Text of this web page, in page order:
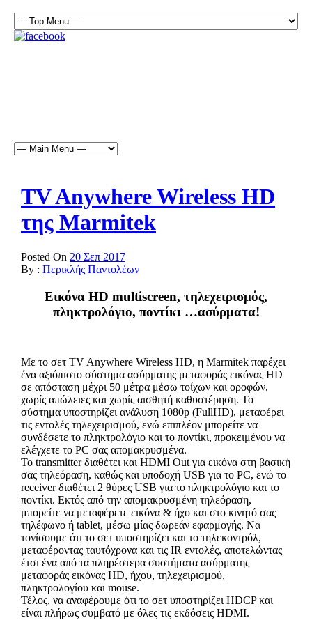
TV Anywhere Wireless HD
της Marmitek
Posted On 20 Σεπ 2017
By : Περικλής Παντολέων
Εικόνα HD multiscreen, τηλεχειρισμός,
πληκτρολόγιο, ποντίκι …ασύρματα!
Με το σετ TV Anywhere Wireless HD, η Marmitek παρέχει
ένα αξιόπιστο σύστημα ασύρματης μεταφοράς εικόνας HD
σε απόσταση μέχρι 50 μέτρα μέσω τοίχων και οροφών,
χωρίς απώλειες και χωρίς αισθητή καθυστέρηση. Το
σύστημα υποστηρίζει ανάλυση 1080p (FullHD), μεταφέρει
τις εντολές τηλεχειρισμού, ενώ επιπλέον μπορείτε να
συνδέσετε το πληκτρολόγιο και το ποντίκι, προκειμένου να
ελέγχετε το PC σας απομακρυσμένα.
Το transmitter διαθέτει και HDMI Out για εικόνα στη βασική
σας τηλεόραση, καθώς και υποδοχή USB για το PC, ενώ το
receiver διαθέτει 2 θύρες USB για το πληκτρολόγιο και το
ποντίκι. Εκτός από την απομακρυσμένη τηλεόραση,
μπορείτε να μεταφέρετε εικόνα & ήχο και στο κινητό σας
τηλέφωνο ή tablet, μέσω μίας δωρεάν εφαρμογής. Να
τονίσουμε ότι το σετ υποστηρίζει και το τηλεκοντρόλ,
μεταφέροντας ταυτόχρονα και τις IR εντολές, αποτελώντας
έτσι ένα από τα πληρέστερα συστήματα ασύρματης
μεταφοράς εικόνας HD, ήχου, τηλεχειρισμού,
πληκτρολογίου και mouse.
Τέλος, να αναφέρουμε ότι το σετ υποστηρίζει HDCP και
είναι πλήρως συμβατό με όλες τις εκδόσεις HDMI.